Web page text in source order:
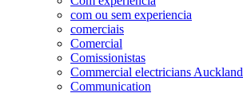
com ou sem experiencia
comerciais
Comercial
Comissionistas
Commercial electricians Auckland
Communication